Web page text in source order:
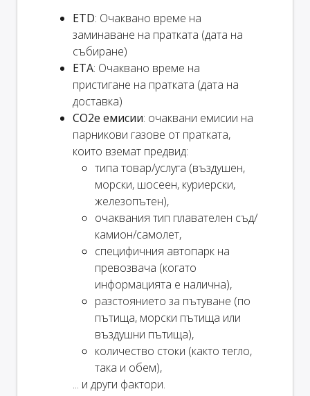
ETD: Очаквано време на
заминаване на пратката (дата на
събиране)
ETA: Очаквано време на
пристигане на пратката (дата на
доставка)
CO2e емисии: очаквани емисии на
парникови газове от пратката,
които вземат предвид:
типа товар/услуга (въздушен,
морски, шосеен, куриерски,
железопътен),
очаквания тип плавателен съд/
камион/самолет,
специфичния автопарк на
превозвача (когато
информацията е налична),
разстоянието за пътуване (по
пътища, морски пътища или
въздушни пътища),
количество стоки (както тегло,
така и обем),
... и други фактори.